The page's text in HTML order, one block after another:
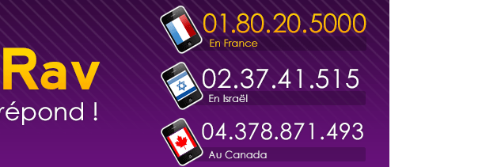
de Yohan